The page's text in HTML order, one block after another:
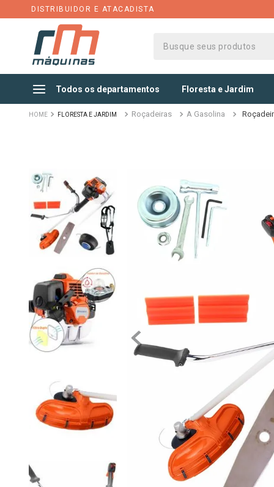
DISTRIBUIDOR E ATACADISTA
Todos os departamentos
Ferramentas para Jardim
Motosserras
Podadores e Aparadores
Robô Cortador de Grama
Roçadeiras
Tratores
Floresta e Jardim
FLORESTA E JARDIM Roçadeiras A Gasolina